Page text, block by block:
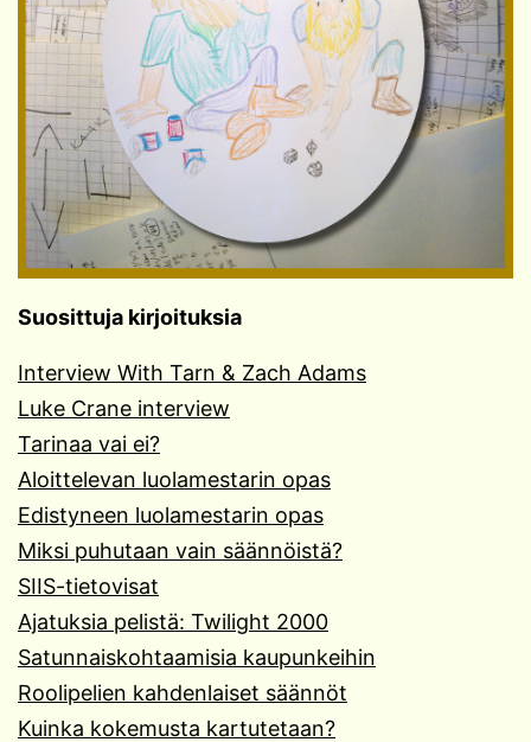
Suosittuja kirjoituksia
Interview With Tarn & Zach Adams
Luke Crane interview
Tarinaa vai ei?
Aloittelevan luolamestarin opas
Edistyneen luolamestarin opas
Miksi puhutaan vain säännöistä?
SIIS-tietovisat
Ajatuksia pelistä: Twilight 2000
Satunnaiskohtaamisia kaupunkeihin
Roolipelien kahdenlaiset säännöt
Kuinka kokemusta kartutetaan?